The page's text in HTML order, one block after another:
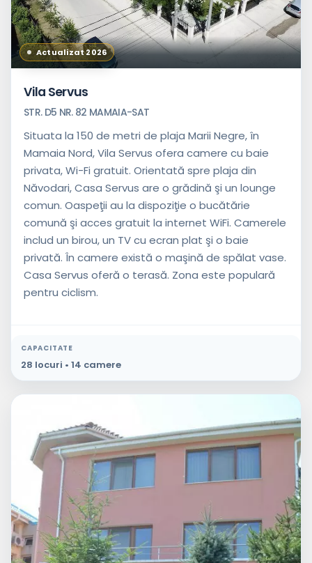
Actualizat 2026
Vila Servus
STR. D5 NR. 82 MAMAIA-SAT
Situata la 150 de metri de plaja Marii Negre, în
Mamaia Nord, Vila Servus ofera camere cu baie
privata, Wi-Fi gratuit. Orientată spre plaja din
Năvodari, Casa Servus are o grădină şi un lounge
comun. Oaspeţii au la dispoziţie o bucătărie
comună şi acces gratuit la internet WiFi. Camerele
includ un birou, un TV cu ecran plat şi o baie
privată. În camere există o maşină de spălat vase.
Casa Servus oferă o terasă. Zona este populară
pentru ciclism.
CAPACITATE
28 locuri • 14 camere